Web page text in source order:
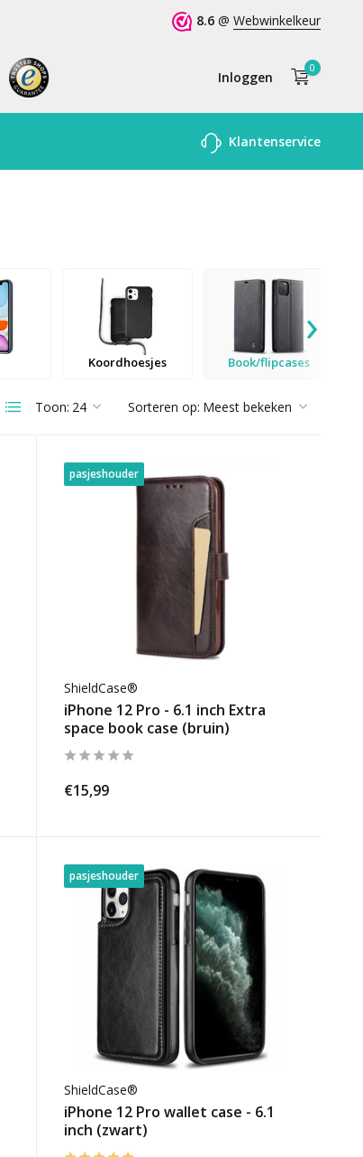
8.6 @ Webwinkelkeur
Inloggen
Account
0
Klantenservice
Koordhoesjes Book/flipcases
›
Toon: Sorteren op:
pasjeshouder
ShieldCase®
iPhone 12 Pro - 6.1 inch Extra
space book case (bruin)
€15,99
pasjeshouder
ShieldCase®
iPhone 12 Pro wallet case - 6.1
inch (zwart)